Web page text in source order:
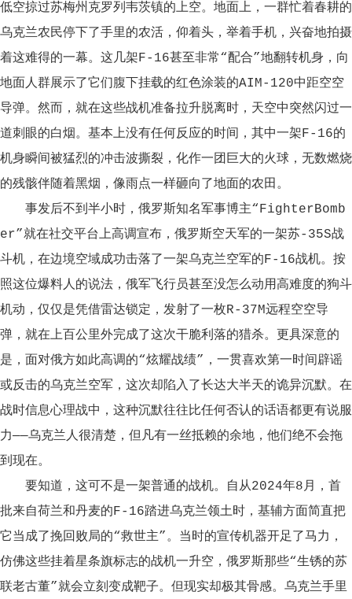
低空掠过苏梅州克罗列韦茨镇的上空。地面上，一群忙着春耕的
乌克兰农民停下了手里的农活，仰着头，举着手机，兴奋地拍摄
着这难得的一幕。这几架F-16甚至非常“配合”地翻转机身，向
地面人群展示了它们腹下挂载的红色涂装的AIM-120中距空空
导弹。然而，就在这些战机准备拉升脱离时，天空中突然闪过一
道刺眼的白烟。基本上没有任何反应的时间，其中一架F-16的
机身瞬间被猛烈的冲击波撕裂，化作一团巨大的火球，无数燃烧
的残骸伴随着黑烟，像雨点一样砸向了地面的农田。
事发后不到半小时，俄罗斯知名军事博主“FighterBomb
er”就在社交平台上高调宣布，俄罗斯空天军的一架苏-35S战
斗机，在边境空域成功击落了一架乌克兰空军的F-16战机。按
照这位爆料人的说法，俄军飞行员甚至没怎么动用高难度的狗斗
机动，仅仅是凭借雷达锁定，发射了一枚R-37M远程空空导
弹，就在上百公里外完成了这次干脆利落的猎杀。更具深意的
是，面对俄方如此高调的“炫耀战绩”，一贯喜欢第一时间辟谣
或反击的乌克兰空军，这次却陷入了长达大半天的诡异沉默。在
战时信息心理战中，这种沉默往往比任何否认的话语都更有说服
力——乌克兰人很清楚，但凡有一丝抵赖的余地，他们绝不会拖
到现在。
要知道，这可不是一架普通的战机。自从2024年8月，首
批来自荷兰和丹麦的F-16踏进乌克兰领土时，基辅方面简直把
它当成了挽回败局的“救世主”。当时的宣传机器开足了马力，
仿佛这些挂着星条旗标志的战机一升空，俄罗斯那些“生锈的苏
联老古董”就会立刻变成靶子。但现实却极其骨感。乌克兰手里